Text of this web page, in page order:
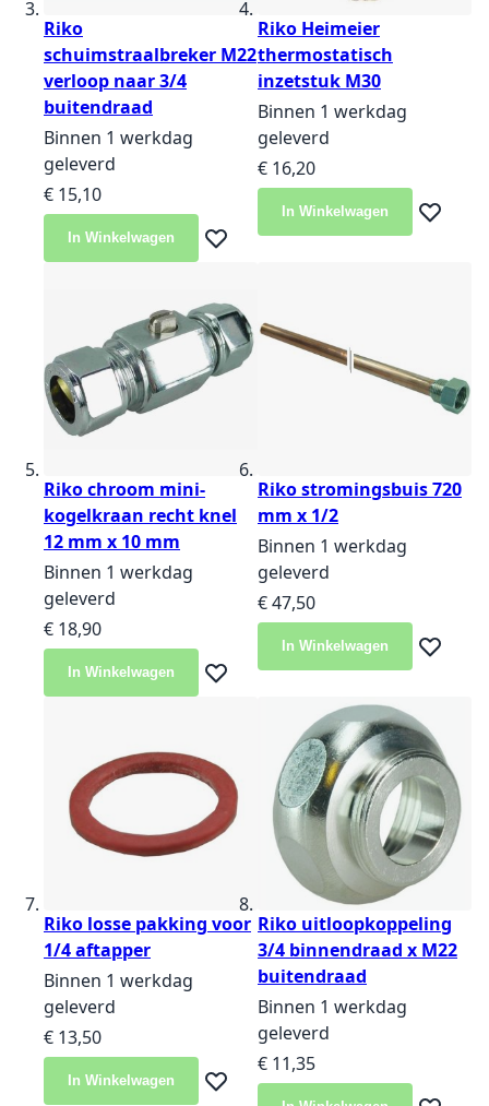
Riko
schuimstraalbreker M22
verloop naar 3/4
buitendraad
Binnen 1 werkdag
geleverd
€ 15,10
In Winkelwagen Voeg toe aan verlanglijst
Riko Heimeier
thermostatisch
inzetstuk M30
Binnen 1 werkdag
geleverd
€ 16,20
In Winkelwagen Voeg
Riko chroom mini-
kogelkraan recht knel
12 mm x 10 mm
Binnen 1 werkdag
geleverd
€ 18,90
In Winkelwagen Voeg toe aan verlanglijst
Riko stromingsbuis 720
mm x 1/2
Binnen 1 werkdag
geleverd
€ 47,50
In Winkelwagen Voeg
Riko losse pakking voor
1/4 aftapper
Binnen 1 werkdag
geleverd
€ 13,50
In Winkelwagen Voeg toe aan verlanglijst
Riko uitloopkoppeling
3/4 binnendraad x M22
buitendraad
Binnen 1 werkdag
geleverd
€ 11,35